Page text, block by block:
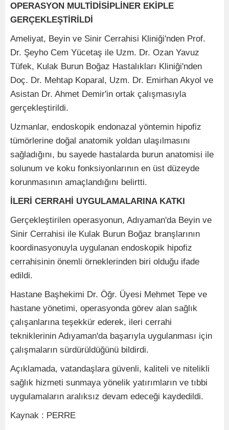
OPERASYON MULTİDİSİPLİNER EKİPLE
GERÇEKLEŞTİRİLDİ
Ameliyat, Beyin ve Sinir Cerrahisi Kliniği'nden Prof.
Dr. Şeyho Cem Yücetaş ile Uzm. Dr. Ozan Yavuz
Tüfek, Kulak Burun Boğaz Hastalıkları Kliniği'nden
Doç. Dr. Mehtap Koparal, Uzm. Dr. Emirhan Akyol ve
Asistan Dr. Ahmet Demir'in ortak çalışmasıyla
gerçekleştirildi.
Uzmanlar, endoskopik endonazal yöntemin hipofiz
tümörlerine doğal anatomik yoldan ulaşılmasını
sağladığını, bu sayede hastalarda burun anatomisi ile
solunum ve koku fonksiyonlarının en üst düzeyde
korunmasının amaçlandığını belirtti.
İLERİ CERRAHİ UYGULAMALARINA KATKI
Gerçekleştirilen operasyonun, Adıyaman'da Beyin ve
Sinir Cerrahisi ile Kulak Burun Boğaz branşlarının
koordinasyonuyla uygulanan endoskopik hipofiz
cerrahisinin önemli örneklerinden biri olduğu ifade
edildi.
Hastane Başhekimi Dr. Öğr. Üyesi Mehmet Tepe ve
hastane yönetimi, operasyonda görev alan sağlık
çalışanlarına teşekkür ederek, ileri cerrahi
tekniklerinin Adıyaman'da başarıyla uygulanması için
çalışmaların sürdürüldüğünü bildirdi.
Açıklamada, vatandaşlara güvenli, kaliteli ve nitelikli
sağlık hizmeti sunmaya yönelik yatırımların ve tıbbi
uygulamaların aralıksız devam edeceği kaydedildi.
Kaynak : PERRE